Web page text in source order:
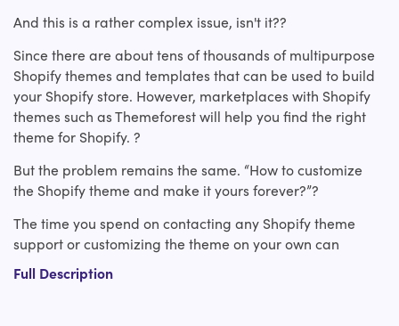
And this is a rather complex issue, isn't it??
Since there are about tens of thousands of multipurpose
Shopify themes and templates that can be used to build
your Shopify store. However, marketplaces with Shopify
themes such as Themeforest will help you find the right
theme for Shopify. ?
But the problem remains the same. “How to customize
the Shopify theme and make it yours forever?”?
The time you spend on contacting any Shopify theme
support or customizing the theme on your own can
instead be used for the strategic part of your website.
Right??
Full Description